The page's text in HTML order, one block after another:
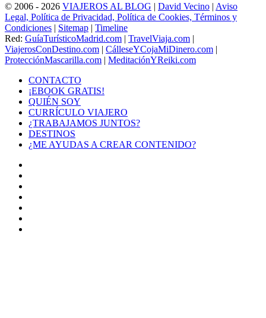
© 2006 - 2026 VIAJEROS AL BLOG | David Vecino | Aviso
Legal, Política de Privacidad, Política de Cookies, Términos y
Condiciones | Sitemap | Timeline
Red: GuíaTurísticoMadrid.com | TravelViaja.com |
ViajerosConDestino.com | CálleseYCojaMiDinero.com |
ProtecciónMascarilla.com | MeditaciónYReiki.com
CONTACTO
¡EBOOK GRATIS!
QUIÉN SOY
CURRÍCULO VIAJERO
¿TRABAJAMOS JUNTOS?
DESTINOS
¿ME AYUDAS A CREAR CONTENIDO?